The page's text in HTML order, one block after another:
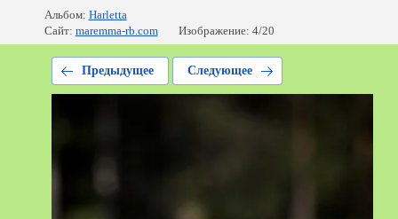
Альбом: Harletta
Сайт: maremma-rb.com Изображение: 4/20
Предыдущее Следующее